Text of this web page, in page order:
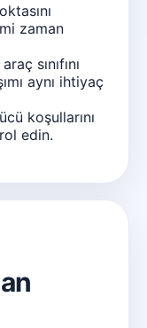
zaman
sınıfını
aynı ihtiyaç
koşullarını
edin.